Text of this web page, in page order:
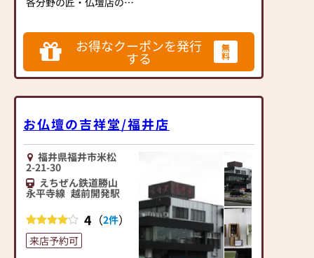
のお仏壇を心をこめた、
修理・塗り替えでお洗濯
させていただきます！
もちろん新品・金仏壇・
壇・仏具・仏事の事な
ら、なんでも御用命くだ
さい！
駐車場有（2台）
お得なクーポンを発行
する
無
料
お仏壇の吉祥堂/福井店
福井県福井市米松
2-21-30
えちぜん鉄道勝山
永平寺線 越前開発駅
4 （2件）
来店予約可